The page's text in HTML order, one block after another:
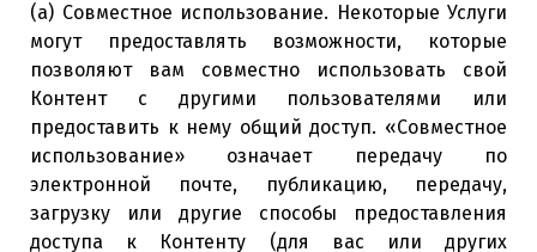
(a) Совместное использование. Некоторые Услуги
могут предоставлять возможности, которые
позволяют вам совместно использовать свой
Контент с другими пользователями или
предоставить к нему общий доступ. «Совместное
использование» означает передачу по
электронной почте, публикацию, передачу,
загрузку или другие способы предоставления
доступа к Контенту (для вас или других